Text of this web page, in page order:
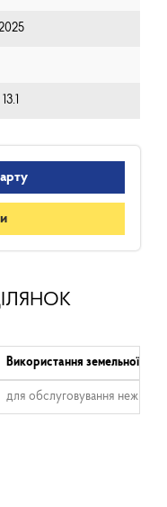
Використання земельної
для обслуговування